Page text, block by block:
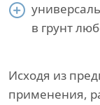
в грунт
Исходя из
применения,